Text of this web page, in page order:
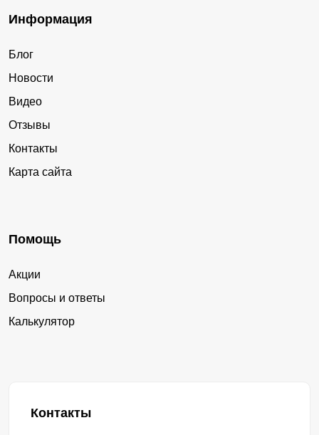
Информация
Блог
Новости
Видео
Отзывы
Контакты
Карта сайта
Помощь
Акции
Вопросы и ответы
Калькулятор
Контакты